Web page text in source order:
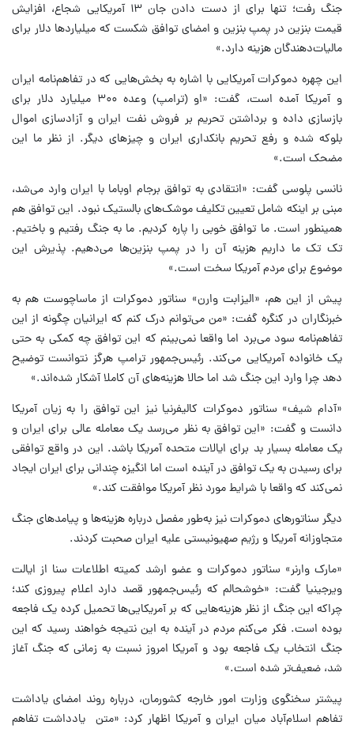
جنگ رفت؛ تنها برای از دست دادن جان ۱۳ آمریکایی شجاع، افزایش
قیمت بنزین در پمپ بنزین و امضای توافق شکست که میلیاردها دلار برای
مالیات‌دهندگان هزینه دارد.»
این چهره دموکرات آمریکایی با اشاره به بخش‌هایی که در تفاهم‌نامه ایران
و آمریکا آمده است، گفت: «او (ترامپ) وعده ۳۰۰ میلیارد دلار برای
بازسازی داده و برداشتن تحریم بر فروش نفت ایران و آزادسازی اموال
بلوکه شده و رفع تحریم بانکداری ایران و چیزهای دیگر. از نظر ما این
مضحک است.»
نانسی پلوسی گفت: «انتقادی به توافق برجام اوباما با ایران وارد می‌شد،
مبنی بر اینکه شامل تعیین تکلیف موشک‌های بالستیک نبود. این توافق هم
همینطور است. ما توافق خوبی را پاره کردیم. ما به جنگ رفتیم و باختیم.
تک تک ما داریم هزینه آن را در پمپ بنزین‌ها می‌دهیم. پذیرش این
موضوع برای مردم آمریکا سخت است.»
پیش از این هم، «الیزابت وارن» سناتور دموکرات از ماساچوست هم به
خبرنگاران در کنگره گفت: «من می‌توانم درک کنم که ایرانیان چگونه از این
تفاهم‌نامه سود می‌برد اما واقعا نمی‌بینم که این توافق چه کمکی به حتی
یک خانواده آمریکایی می‌کند. رئیس‌جمهور ترامپ هرگز نتوانست توضیح
دهد چرا وارد این جنگ شد اما حالا هزینه‌های آن کاملا آشکار شده‌اند.»
«آدام شیف» سناتور دموکرات کالیفرنیا نیز این توافق را به زیان آمریکا
دانست و گفت: «این توافق به نظر می‌رسد یک معامله عالی برای ایران و
یک معامله بسیار بد برای ایالات متحده آمریکا باشد. این در واقع توافقی
برای رسیدن به یک توافق در آینده است اما انگیزه چندانی برای ایران ایجاد
نمی‌کند که واقعا با شرایط مورد نظر آمریکا موافقت کند.»
دیگر سناتورهای دموکرات نیز به‌طور مفصل درباره هزینه‌ها و پیامدهای جنگ
متجاوزانه آمریکا و رژیم صهیونیستی علیه ایران صحبت کردند.
«مارک وارنر» سناتور دموکرات و عضو ارشد کمیته اطلاعات سنا از ایالت
ویرجینیا گفت: «خوشحالم که رئیس‌جمهور قصد دارد اعلام پیروزی کند؛
چراکه این جنگ از نظر هزینه‌هایی که بر آمریکایی‌ها تحمیل کرده یک فاجعه
بوده است. فکر می‌کنم مردم در آینده به این نتیجه خواهند رسید که این
جنگ انتخاب یک فاجعه بود و آمریکا امروز نسبت به زمانی که جنگ آغاز
شد، ضعیف‌تر شده است.»
پیشتر سخنگوی وزارت امور خارجه کشورمان، درباره روند امضای یاداشت
تفاهم اسلام‌آباد میان ایران و آمریکا اظهار کرد: «متن یادداشت تفاهم